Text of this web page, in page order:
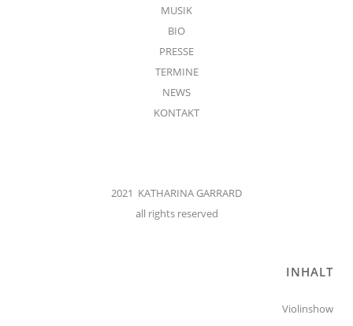
MUSIK
BIO
PRESSE
TERMINE
NEWS
KONTAKT
2021 KATHARINA GARRARD
all rights reserved
INHALT
Violinshow